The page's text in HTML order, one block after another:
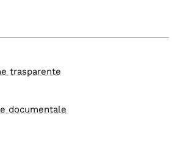
trasparente
documentale